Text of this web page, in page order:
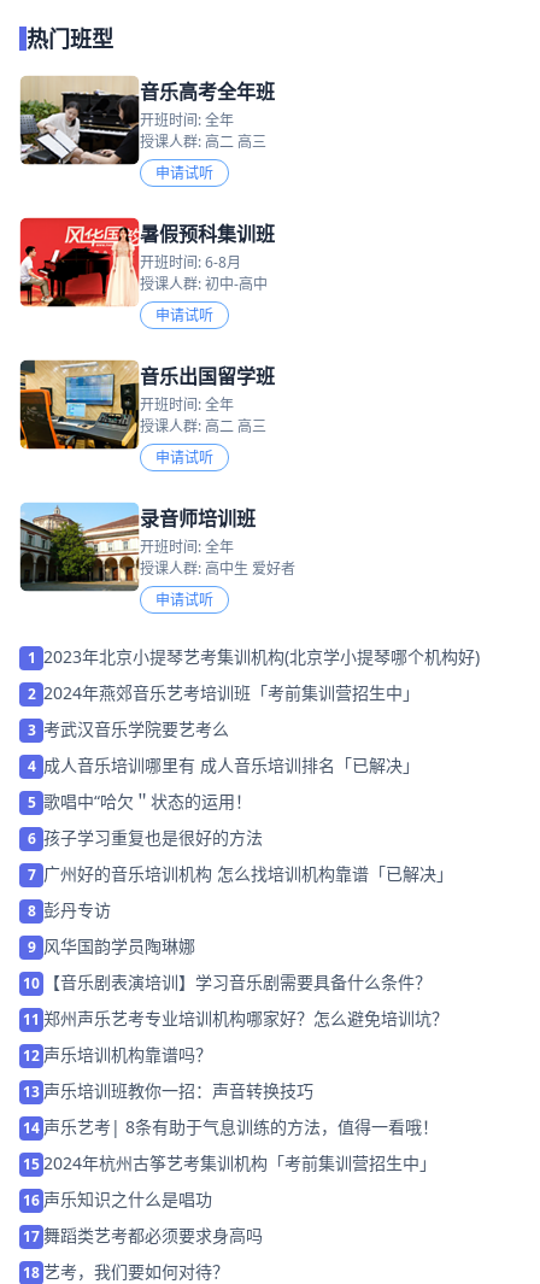
热门班型
音乐高考全年班
开班时间: 全年
授课人群: 高二 高三
申请试听
暑假预科集训班
开班时间: 6-8月
授课人群: 初中-高中
申请试听
音乐出国留学班
开班时间: 全年
授课人群: 高二 高三
申请试听
录音师培训班
开班时间: 全年
授课人群: 高中生 爱好者
申请试听
1 2023年北京小提琴艺考集训机构(北京学小提琴哪个机构好)
2 2024年燕郊音乐艺考培训班「考前集训营招生中」
3 考武汉音乐学院要艺考么
4 成人音乐培训哪里有 成人音乐培训排名「已解决」
5 歌唱中“哈欠＂状态的运用！
6 孩子学习重复也是很好的方法
7 广州好的音乐培训机构 怎么找培训机构靠谱「已解决」
8 彭丹专访
9 风华国韵学员陶琳娜
10 【音乐剧表演培训】学习音乐剧需要具备什么条件？
11 郑州声乐艺考专业培训机构哪家好？怎么避免培训坑？
12 声乐培训机构靠谱吗？
13 声乐培训班教你一招：声音转换技巧
14 声乐艺考| 8条有助于气息训练的方法，值得一看哦！
15 2024年杭州古筝艺考集训机构「考前集训营招生中」
16 声乐知识之什么是唱功
17舞蹈类艺考都必须要求身高吗
18艺考，我们要如何对待？